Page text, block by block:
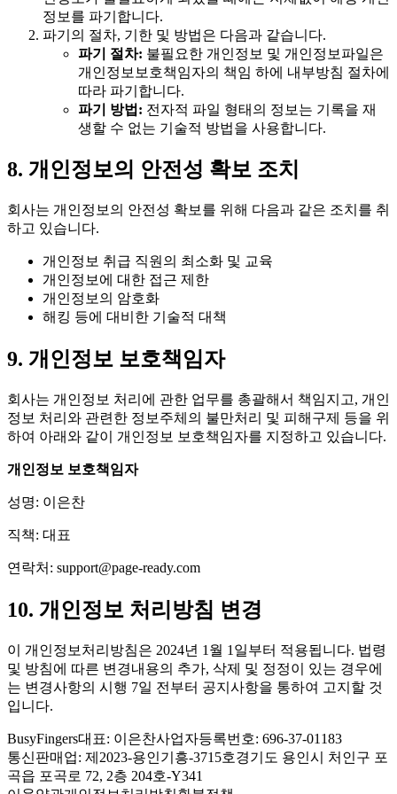
정보를 파기합니다.
파기의 절차, 기한 및 방법은 다음과 같습니다.
파기 절차: 불필요한 개인정보 및 개인정보파일은
개인정보보호책임자의 책임 하에 내부방침 절차에
따라 파기합니다.
파기 방법: 전자적 파일 형태의 정보는 기록을 재
생할 수 없는 기술적 방법을 사용합니다.
8. 개인정보의 안전성 확보 조치
회사는 개인정보의 안전성 확보를 위해 다음과 같은 조치를 취
하고 있습니다.
개인정보 취급 직원의 최소화 및 교육
개인정보에 대한 접근 제한
개인정보의 암호화
해킹 등에 대비한 기술적 대책
9. 개인정보 보호책임자
회사는 개인정보 처리에 관한 업무를 총괄해서 책임지고, 개인
정보 처리와 관련한 정보주체의 불만처리 및 피해구제 등을 위
하여 아래와 같이 개인정보 보호책임자를 지정하고 있습니다.
개인정보 보호책임자
성명: 이은찬
직책: 대표
연락처: support@page-ready.com
10. 개인정보 처리방침 변경
이 개인정보처리방침은 2024년 1월 1일부터 적용됩니다. 법령
및 방침에 따른 변경내용의 추가, 삭제 및 정정이 있는 경우에
는 변경사항의 시행 7일 전부터 공지사항을 통하여 고지할 것
입니다.
BusyFingers대표: 이은찬사업자등록번호: 696-37-01183
통신판매업: 제2023-용인기흥-3715호경기도 용인시 처인구 포
곡읍 포곡로 72, 2층 204호-Y341